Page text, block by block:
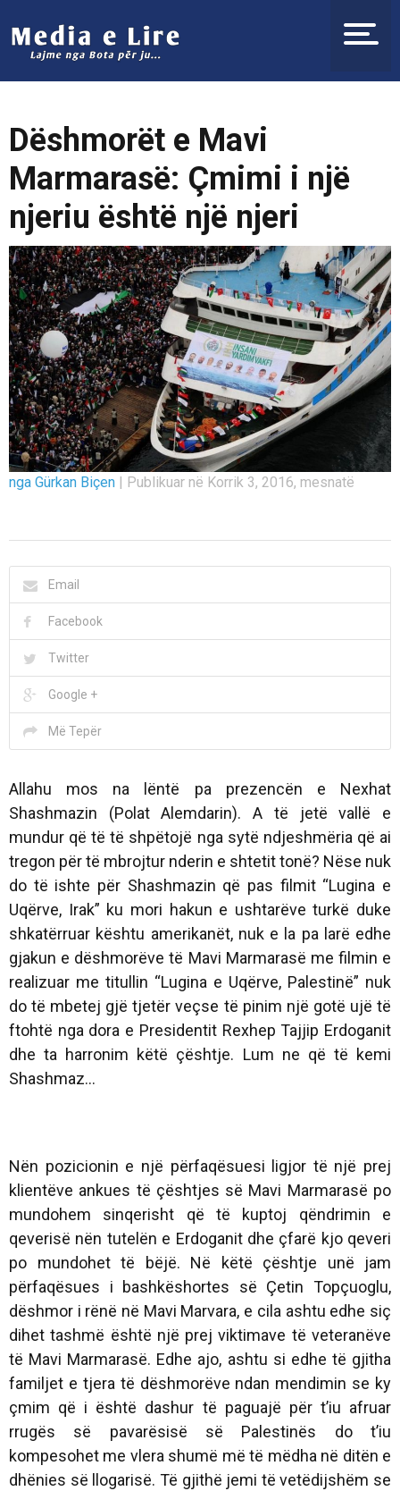
Dëshmorët e Mavi
Marmarasë: Çmimi i një
njeriu është një njeri
nga Gürkan Biçen | Publikuar në Korrik 3, 2016, mesnatë
Email
Facebook
Twitter
Google +
Më Tepër
Allahu mos na lëntë pa prezencën e Nexhat
Shashmazin (Polat Alemdarin). A të jetë vallë e
mundur që të të shpëtojë nga sytë ndjeshmëria që ai
tregon për të mbrojtur nderin e shtetit tonë? Nëse nuk
do të ishte për Shashmazin që pas filmit “Lugina e
Uqërve, Irak” ku mori hakun e ushtarëve turkë duke
shkatërruar kështu amerikanët, nuk e la pa larë edhe
gjakun e dëshmorëve të Mavi Marmarasë me filmin e
realizuar me titullin “Lugina e Uqërve, Palestinë” nuk
do të mbetej gjë tjetër veçse të pinim një gotë ujë të
ftohtë nga dora e Presidentit Rexhep Tajjip Erdoganit
dhe ta harronim këtë çështje. Lum ne që të kemi
Shashmaz...
Nën pozicionin e një përfaqësuesi ligjor të një prej
klientëve ankues të çështjes së Mavi Marmarasë po
mundohem sinqerisht që të kuptoj qëndrimin e
qeverisë nën tutelën e Erdoganit dhe çfarë kjo qeveri
po mundohet të bëjë. Në këtë çështje unë jam
përfaqësues i bashkëshortes së Çetin Topçuoglu,
dëshmor i rënë në Mavi Marvara, e cila ashtu edhe siç
dihet tashmë është një prej viktimave të veteranëve
të Mavi Marmarasë. Edhe ajo, ashtu si edhe të gjitha
familjet e tjera të dëshmorëve ndan mendimin se ky
çmim që i është dashur të paguajë për t’iu afruar
rrugës së pavarësisë së Palestinës do t’iu
kompesohet me vlera shumë më të mëdha në ditën e
dhënies së llogarisë. Të gjithë jemi të vetëdijshëm se